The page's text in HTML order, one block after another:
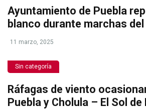
Ayuntamiento de Puebla
blanco durante marchas del
11 marzo, 2025
Sin categoría
Ráfagas de viento
Puebla y Cholula – El Sol de